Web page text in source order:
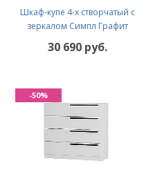
Шкаф-купе 4-х створчатый с
зеркалом Симпл Графит
30 690 руб.
-50%